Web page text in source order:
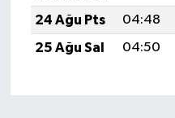
24 Ağu Pts
04:48
25 Ağu Sal
04:50